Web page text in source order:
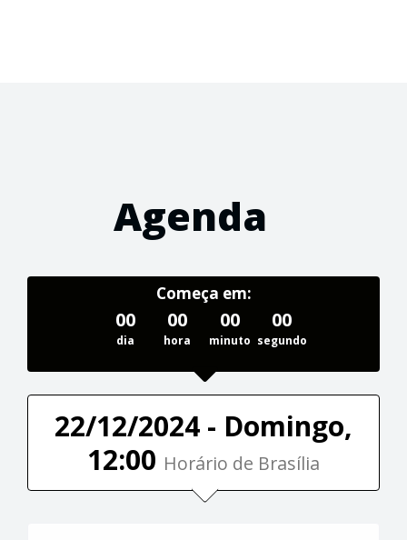
Agenda
Começa em:
00
dia
00
hora
00
minuto
00
segundo
22/12/2024 - Domingo,
12:00 Horário de Brasília